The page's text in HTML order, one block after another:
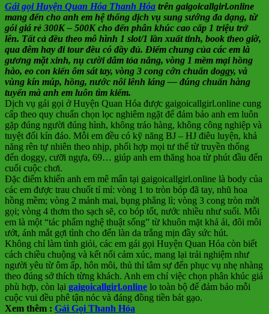
Gái gọi Huyện Quan Hóa Thanh Hóa trên gaigoicallgirl.online
mang đến cho anh em hệ thống dịch vụ sung sướng đa dạng, từ
gói giá rẻ 300K – 500K cho đến phân khúc cao cấp 1 triệu trở
lên. Tất cả đều theo mô hình 1 slot/1 lần xuất tinh, book theo giờ,
qua đêm hay đi tour đều có đầy đủ. Điểm chung của các em là
gương mặt xinh, nụ cười dâm tỏa nắng, vòng 1 mềm mại hồng
hào, eo con kiến ôm sát tay, vòng 3 cong cớn chuẩn doggy, và
vùng kín múp, hồng, nước nôi lênh láng — đúng chuẩn hàng
tuyển mà anh em luôn tìm kiếm.
Dịch vụ gái gọi ở Huyện Quan Hóa được gaigoicallgirl.online cung
cấp theo quy chuẩn chọn lọc nghiêm ngặt để đảm bảo anh em luôn
gặp đúng người đúng hình, không tráo hàng, không công nghiệp và
tuyệt đối kín đáo. Mỗi em đều có kỹ năng BJ – HJ điêu luyện, khả
năng rên tự nhiên theo nhịp, phối hợp mọi tư thế từ truyền thống
đến doggy, cưỡi ngựa, 69… giúp anh em thăng hoa từ phút đầu đến
cuối cuộc chơi.
Đặc điểm khiến anh em mê mẩn tại gaigoicallgirl.online là body của
các em được trau chuốt tỉ mỉ: vòng 1 to tròn bóp đã tay, nhũ hoa
hồng mềm; vòng 2 mảnh mai, bụng phẳng lì; vòng 3 cong tròn mời
gọi; vòng 4 thơm tho sạch sẽ, co bóp tốt, nước nhiều như suối. Mỗi
em là một “tác phẩm nghệ thuật sống” từ khuôn mặt khả ái, đôi môi
ướt, ánh mắt gợi tình cho đến làn da trắng mịn đầy sức hút.
Không chỉ làm tình giỏi, các em gái gọi Huyện Quan Hóa còn biết
cách chiều chuộng và kết nối cảm xúc, mang lại trải nghiệm như
người yêu từ ôm ấp, hôn môi, thủ thỉ tâm sự đến phục vụ nhẹ nhàng
theo đúng sở thích từng khách. Anh em chỉ việc chọn phân khúc giá
phù hợp, còn lại gaigoicallgirl.online lo toàn bộ để đảm bảo mỗi
cuộc vui đều phê tận nóc và đáng đồng tiền bát gạo.
Xem thêm : Gái Gọi Thanh Hóa